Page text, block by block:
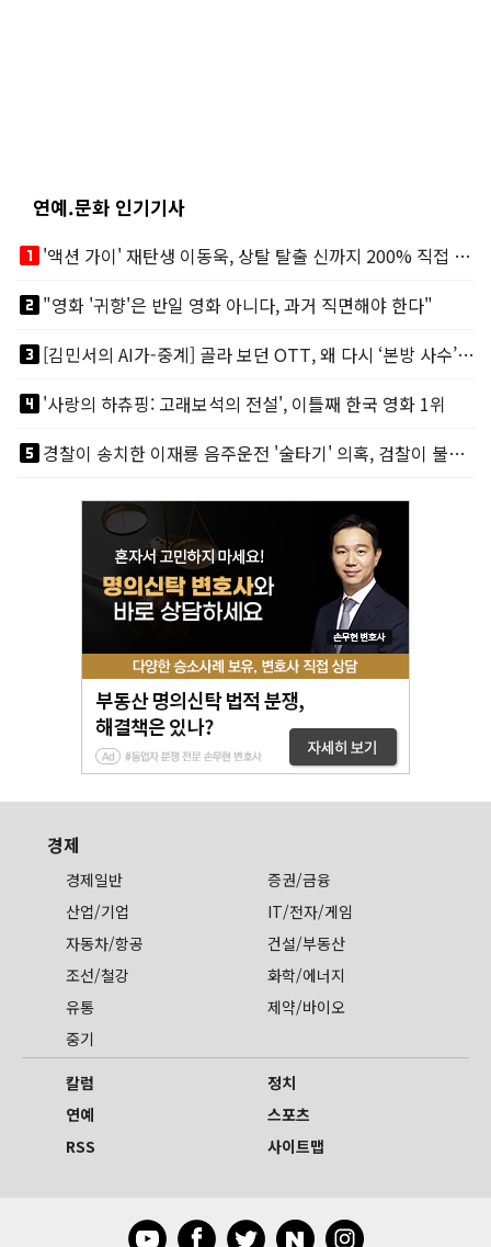
연예.문화 인기기사
looks_one
'액션 가이' 재탄생 이동욱, 상탈 탈출 신까지 200% 직접 소화
looks_two"영화 '귀향'은 반일 영화 아니다, 과거 직면해야 한다"
looks_3
[김민서의 AI가-중계] 골라 보던 OTT, 왜 다시 ‘본방 사수’를 부르나
looks_4'사랑의 하츄핑: 고래보석의 전설', 이틀째 한국 영화 1위
looks_5
경찰이 송치한 이재룡 음주운전 '술타기' 의혹, 검찰이 불기소
경제
경제일반
증권/금융
산업/기업
IT/전자/게임
자동차/항공
건설/부동산
조선/철강
화학/에너지
유통
제약/바이오
중기
칼럼
정치
연예
스포츠
RSS
사이트맵